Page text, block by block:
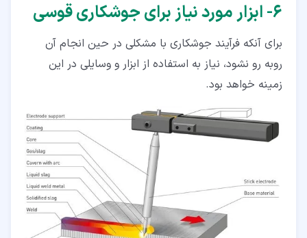
۶‏- ابزار مورد نیاز برای جوشکاری قوسی
برای آنکه فرآیند جوشکاری با مشکلی در حین انجام آن
روبه رو نشود، نیاز به استفاده از ابزار و وسایلی در این
زمینه خواهد بود.